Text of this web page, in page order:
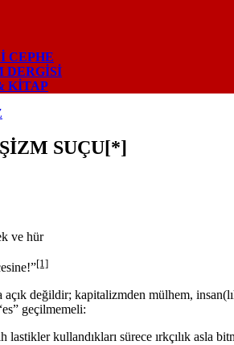
CEPHE
DERGISI
KİTAP
SUÇU[*]
ve hür
[1]
açık değildir; kapitalizmden mülhem,
geçilmemeli:
lastikler kullandıkları sürece ırkçılık asla